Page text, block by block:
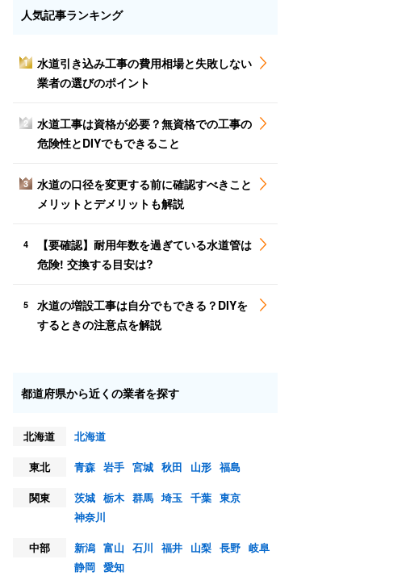
人気記事ランキング
1
水道引き込み工事の費用相場と失敗しない
業者の選びのポイント
2
水道工事は資格が必要？無資格での工事の
危険性とDIYでもできること
3
水道の口径を変更する前に確認すべきこと
メリットとデメリットも解説
4
【要確認】耐用年数を過ぎている水道管は
危険! 交換する目安は?
5
水道の増設工事は自分でもできる？DIYを
するときの注意点を解説
都道府県から近くの業者を探す
北海道
北海道
東北
青森 岩手 宮城 秋田 山形 福島
関東
茨城 栃木 群馬 埼玉 千葉 東京
神奈川
中部
新潟 富山 石川 福井 山梨 長野 岐阜
静岡 愛知